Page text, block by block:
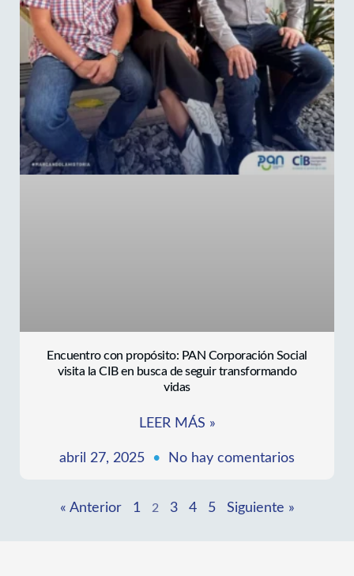
LEER MÁS »
abril 29, 2025 No hay comentarios